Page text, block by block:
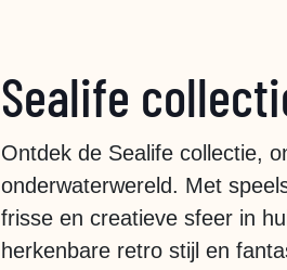
Sealife
Ontdek de Sealife collectie,
onderwaterwereld. Met
frisse en creatieve sfeer in
herkenbare retro stijl en